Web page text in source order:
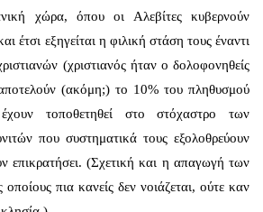
χώρα, όπου οι Αλεβίτες κυβερνούν
έτσι εξηγείται η φιλική στάση τους έναντι
(χριστιανός ήταν ο δολοφονηθείς
(ακόμη;) το 10% του πληθυσμού
τοποθετηθεί στο στόχαστρο των
που συστηματικά τους εξολοθρεύουν
επικρατήσει. (Σχετική και η απαγωγή των
πια κανείς δεν νοιάζεται, ούτε καν